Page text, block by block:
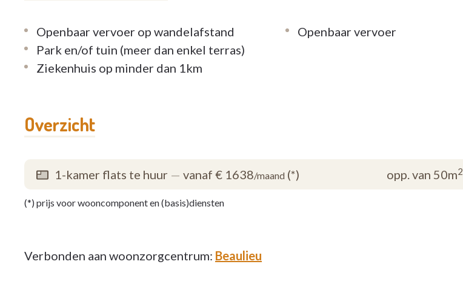
Openbaar vervoer op wandelafstand
Park en/of tuin (meer dan enkel terras)
Ziekenhuis op minder dan 1km
Openbaar vervoer
Overzicht
1-kamer flats te huur — vanaf € 1638/maand (*) opp. van 50m2
(*) prijs voor wooncomponent en (basis)diensten
Verbonden aan woonzorgcentrum: Beaulieu